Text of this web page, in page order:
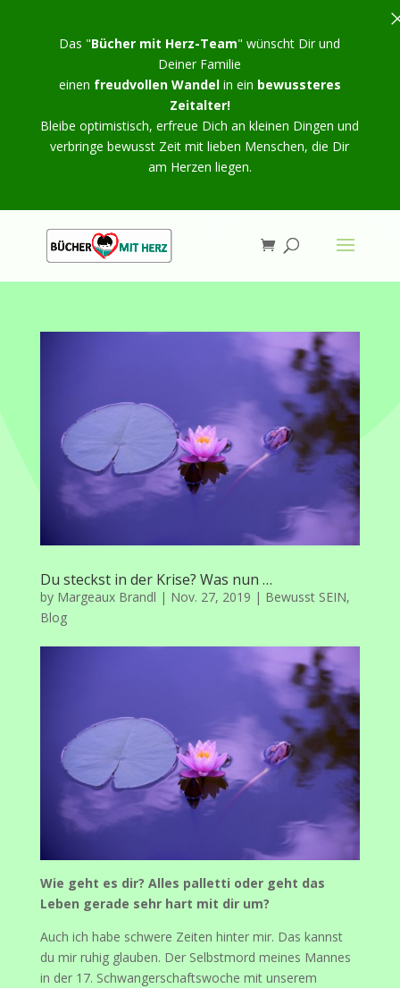
Du steckst in der Krise? Was nun …
by Margeaux Brandl | Nov. 27, 2019 | Bewusst SEIN,
Blog
Wie geht es dir? Alles palletti oder geht das
Leben gerade sehr hart mit dir um?
Auch ich habe schwere Zeiten hinter mir. Das kannst
du mir ruhig glauben. Der Selbstmord meines Mannes
in der 17. Schwangerschaftswoche mit unserem
Das "Bücher mit Herz-Team" wünscht Dir und
Deiner Familie
einen freudvollen Wandelin ein bewussteres
Zeitalter!
Bleibe optimistisch, erfreue Dich an kleinen Dingen und
verbringe bewusst Zeit mit lieben Menschen, die Dir
am Herzen liegen.